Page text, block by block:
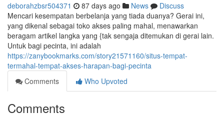
deborahzbsr504371 87 days ago News
Discuss
Mencari kesempatan berbelanja yang tiada duanya? Gerai ini,
yang dikenal sebagai toko akses paling mahal, menawarkan
beragam artikel langka yang {tak sengaja ditemukan di gerai lain.
Untuk bagi pecinta, ini adalah
https://zanybookmarks.com/story21571160/situs-tempat-
termahal-tempat-akses-harapan-bagi-pecinta
Comments
Who Upvoted
Comments